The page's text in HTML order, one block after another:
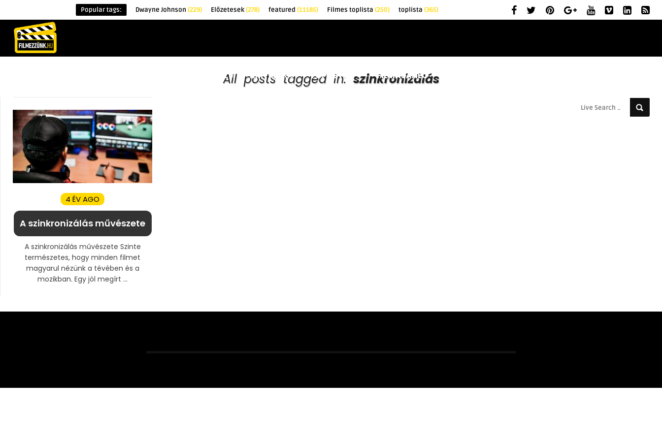
Popular tags: Dwayne Johnson (229) Előzetesek(278) featured (11185) Filmes toplista (250) toplista (365)
ÉRDEKESSÉGEK KRITIKÁK TOPLISTÁK FILMAJÁNLÓ
All posts tagged in: szinkronizálás
4 ÉV AGO
A szinkronizálás művészete
A szinkronizálás művészete Szinte
természetes, hogy minden filmet
magyarul nézünk a tévében és a
mozikban. Egy jól megírt ...